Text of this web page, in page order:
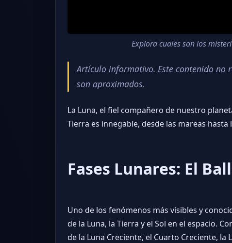
Explora cuales son los
Artículo informativo. Este contenido no
son aproximados.
La Luna, el fiel compañero de nuestro
Tierra es innegable, desde las mareas
Fases Lunares: El
Uno de los fenómenos más visibles y
de la Luna, la Tierra y el Sol en el espacio.
de la Luna Creciente, el Cuarto Creciente,